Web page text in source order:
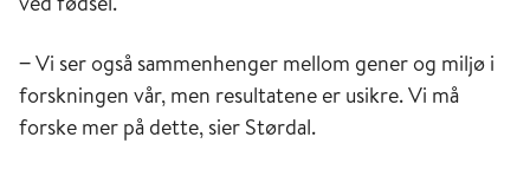
‒ Vi ser også sammenhenger mellom gener og miljø i
forskningen vår, men resultatene er usikre. Vi må
forske mer på dette, sier Størdal.